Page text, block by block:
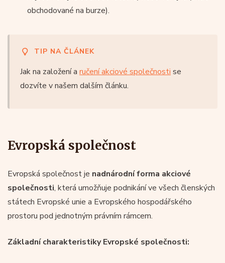
obchodované na burze).
TIP NA ČLÁNEK
Jak na založení a ručení akciové společnosti se
dozvíte v našem dalším článku.
Evropská společnost
Evropská společnost je nadnárodní forma akciové
společnosti, která umožňuje podnikání ve všech členských
státech Evropské unie a Evropského hospodářského
prostoru pod jednotným právním rámcem.
Základní charakteristiky Evropské společnosti: